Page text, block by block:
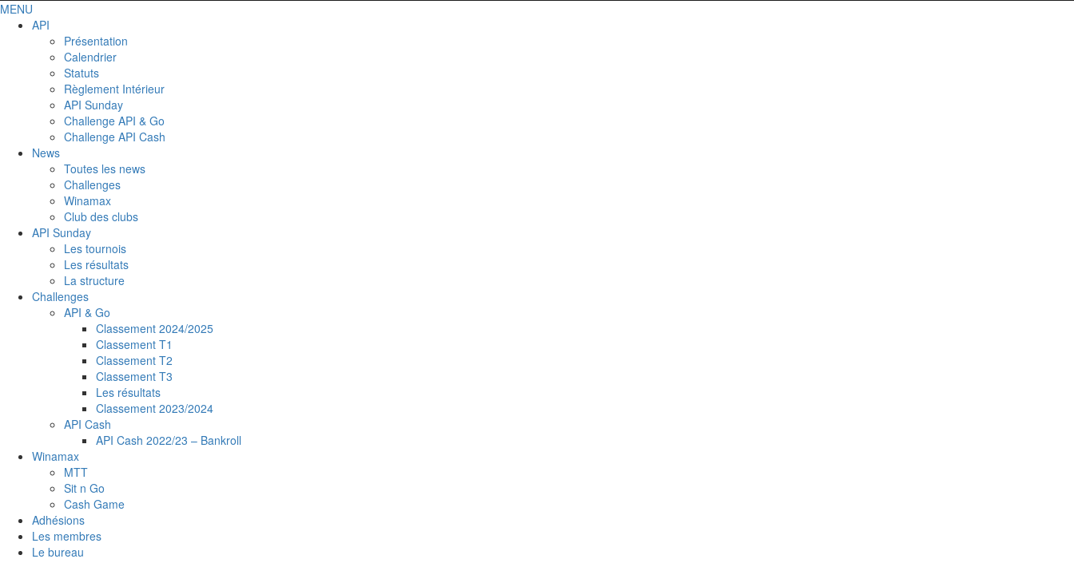
MENU
API
Présentation
Calendrier
Statuts
Règlement Intérieur
API Sunday
Challenge API & Go
Challenge API Cash
News
Toutes les news
Challenges
Winamax
Club des clubs
API Sunday
Les tournois
Les résultats
La structure
Challenges
API & Go
Classement 2024/2025
Classement T1
Classement T2
Classement T3
Les résultats
Classement 2023/2024
API Cash
API Cash 2022/23 – Bankroll
Winamax
MTT
Sit n Go
Cash Game
Adhésions
Les membres
Le bureau